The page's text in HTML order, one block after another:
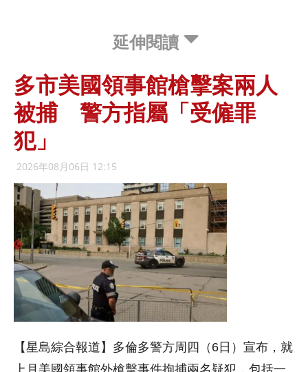
延伸閱讀
多市美國領事館槍擊案兩人
被捕 警方指屬「受僱罪
犯」
2026年08月06日 12:15
【星島綜合報道】多倫多警方周四（6日）宣布，就
上月美國領事館外槍擊事件拘捕兩名疑犯，包括一